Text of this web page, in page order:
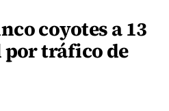
coyotes a 13
por tráfico de